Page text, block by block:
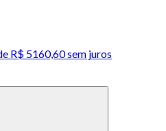
R$ 5160,60 sem juros